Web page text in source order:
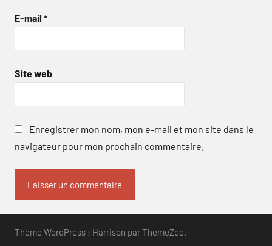
E-mail *
Site web
Enregistrer mon nom, mon e-mail et mon site dans le
navigateur pour mon prochain commentaire.
Thème WordPress : Harrison par ThemeZee.